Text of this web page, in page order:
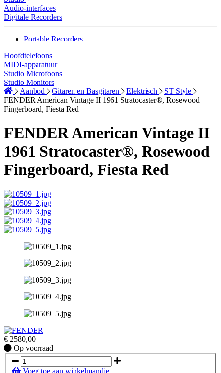
Audio-interfaces
Digitale Recorders
Portable Recorders
Hoofdtelefoons
MIDI-apparatuur
Studio Microfoons
Studio Monitors
Aanbod
Gitaren en Basgitaren Elektrisch
ST Style
FENDER American Vintage II 1961 Stratocaster®, Rosewood
Fingerboard, Fiesta Red
FENDER American Vintage II
1961 Stratocaster®, Rosewood
Fingerboard, Fiesta Red
€ 2580,00
Op
voorraad
Op voorraad
Voeg toe aan winkelmandje